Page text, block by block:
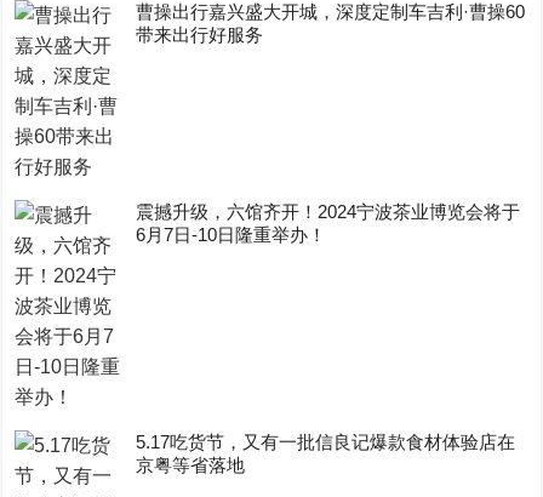
曹操出行嘉兴盛大开城，深度定制车吉利·曹操60
带来出行好服务
震撼升级，六馆齐开！2024宁波茶业博览会将于
6月7日-10日隆重举办！
5.17吃货节，又有一批信良记爆款食材体验店在
京粤等省落地